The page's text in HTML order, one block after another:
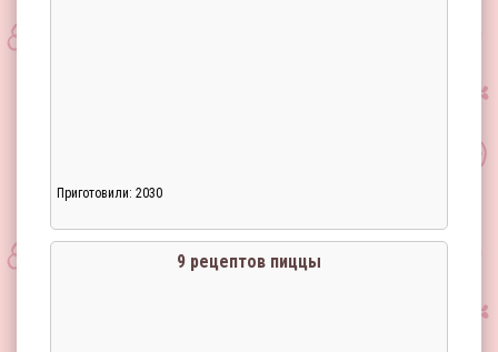
Приготовили: 2030
9 рецептов пиццы